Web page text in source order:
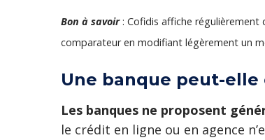
Bon à savoir: Cofidis affiche régulièrement
comparateur en modifiant légèrement un
Une banque peut-
Les banques ne proposent
le crédit en ligne ou en agence